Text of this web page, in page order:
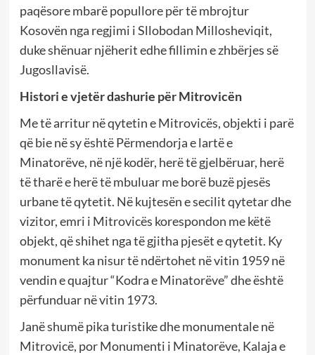
paqësore mbarë popullore për të mbrojtur
Kosovën nga regjimi i Sllobodan Millosheviqit,
duke shënuar njëherit edhe fillimin e zhbërjes së
Jugosllavisë.
Histori e vjetër dashurie për Mitrovicën
Me të arritur në qytetin e Mitrovicës, objekti i parë
që bie në sy është Përmendorja e lartë e
Minatorëve, në një kodër, herë të gjelbëruar, herë
të tharë e herë të mbuluar me borë buzë pjesës
urbane të qytetit. Në kujtesën e secilit qytetar dhe
vizitor, emri i Mitrovicës korespondon me këtë
objekt, që shihet nga të gjitha pjesët e qytetit. Ky
monument ka nisur të ndërtohet në vitin 1959 në
vendin e quajtur “Kodra e Minatorëve” dhe është
përfunduar në vitin 1973.
Janë shumë pika turistike dhe monumentale në
Mitrovicë, por Monumenti i Minatorëve, Kalaja e